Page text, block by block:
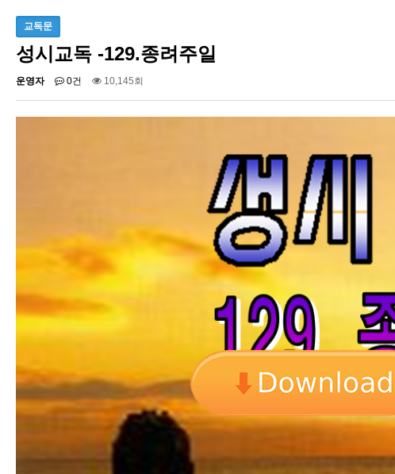
교독문
성시교독 -129.종려주일
운영자 0건 10,145회